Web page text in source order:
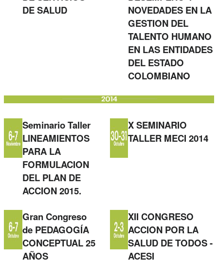
DE SALUD
NOVEDADES EN LA
GESTION DEL
TALENTO HUMANO
EN LAS ENTIDADES
DEL ESTADO
COLOMBIANO
Seminario Taller
LINEAMIENTOS
PARA LA
FORMULACION
DEL PLAN DE
ACCION 2015.
X SEMINARIO
TALLER MECI 2014
Gran Congreso
de PEDAGOGÍA
CONCEPTUAL 25
AÑOS
XII CONGRESO
ACCION POR LA
SALUD DE TODOS -
ACESI